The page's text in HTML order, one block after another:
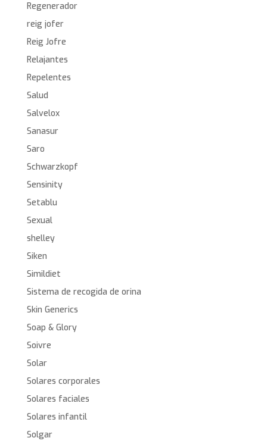
Regenerador
reig jofer
Reig Jofre
Relajantes
Repelentes
Salud
Salvelox
Sanasur
Saro
Schwarzkopf
Sensinity
Setablu
Sexual
shelley
Siken
Simildiet
Sistema de recogida de orina
Skin Generics
Soap & Glory
Soivre
Solar
Solares corporales
Solares faciales
Solares infantil
Solgar